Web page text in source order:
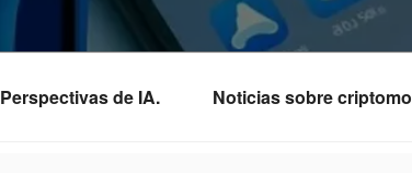
Perspectivas de IA. Noticias sobre